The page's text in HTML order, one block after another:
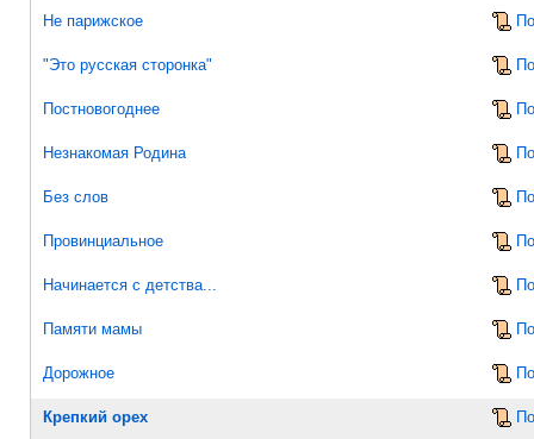
Не парижское
"Это русская сторонка"
Постновогоднее
Незнакомая Родина
Без слов
Провинциальное
Начинается с детства...
Памяти мамы
Дорожное
Крепкий орех